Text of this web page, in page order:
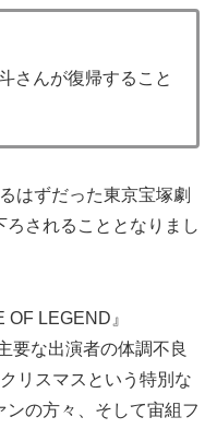
さんが復帰すること
はずだった東京宝塚劇
されることとなりまし
LEGEND』
要な出演者の体調不良
リスマスという特別な
ンの方々、そして宙組フ